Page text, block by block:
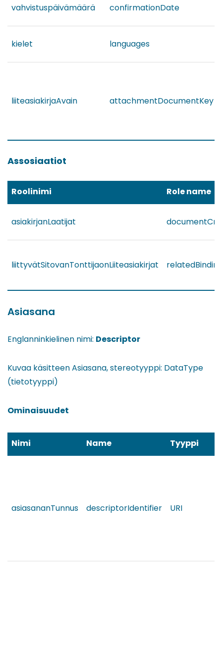
vahvistuspäivämäärä confirmationDate
kielet languages
liiteasiakirjaAvain attachmentDocumentKey
Assosiaatiot
Roolinimi Role name
asiakirjanLaatijat
liittyvätSitovanTonttijaonLiiteasiakirjat
Asiasana
Englanninkielinen nimi: Descriptor
Kuvaa käsitteen Asiasana, stereotyyppi: DataType
(tietotyyppi)
Ominaisuudet
Nimi Name Tyyppi
asiasananTunnus descriptorIdentifier URI